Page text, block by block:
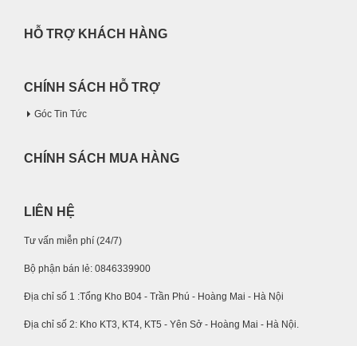
HỖ TRỢ KHÁCH HÀNG
CHÍNH SÁCH HỖ TRỢ
Góc Tin Tức
CHÍNH SÁCH MUA HÀNG
LIÊN HỆ
Tư vấn miễn phí (24/7)
Bộ phận bán lẻ: 0846339900
Địa chỉ số 1 :Tổng Kho B04 - Trần Phú - Hoàng Mai - Hà Nội
Địa chỉ số 2: Kho KT3, KT4, KT5 - Yên Sở - Hoàng Mai - Hà Nội.